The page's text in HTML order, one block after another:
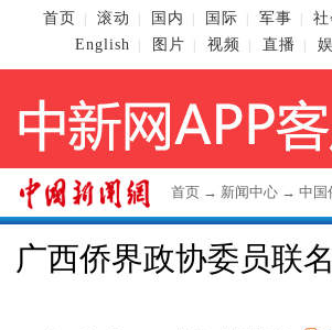
首页 滚动 国内 国际 军事 社
English
图片 视频 直播
首页 → 新闻中心 → 中国
广西侨界政协委员联